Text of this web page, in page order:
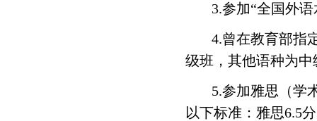
3.参加“全国外
4.曾在教育部指
级班，其他语种为中
5.参加雅思（学
以下标准：雅思6.5